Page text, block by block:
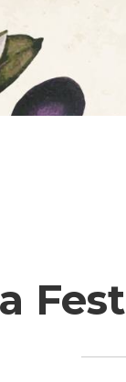
Fest